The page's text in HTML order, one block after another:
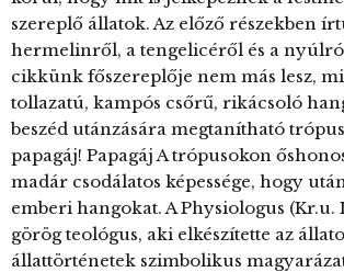
szereplő állatok. Az előző részekben
hermelinről, a tengelicéről és a
cikkünk főszereplője nem más lesz,
tollazatú, kampós csőrű, rikácsoló
beszéd utánzására megtanítható
papagáj! Papagáj A trópusokon
madár csodálatos képessége, hogy
emberi hangokat. A Physiologus (Kr.u.
görög teológus, aki elkészítette az
állattörténetek szimbolikus